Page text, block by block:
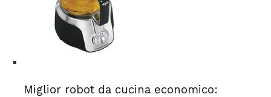
Miglior robot da cucina economico: